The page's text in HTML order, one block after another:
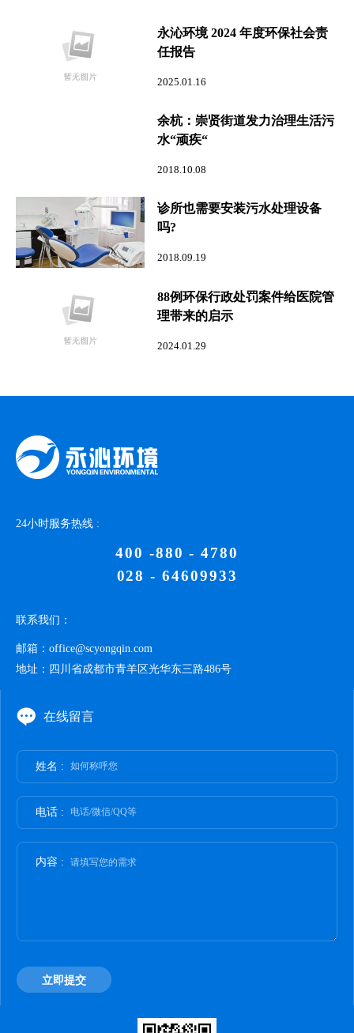
永沁环境 2024 年度环保社会责
任报告
2025.01.16
余杭：崇贤街道发力治理生活污
水“顽疾“
2018.10.08
诊所也需要安装污水处理设备
吗?
2018.09.19
88例环保行政处罚案件给医院管
理带来的启示
2024.01.29
24小时服务热线 :
400 -880 - 4780
028 - 64609933
联系我们：
邮箱： office@scyongqin.com
地址： 四川省成都市青羊区光华东三路486号
在线留言
姓名 : 如何称呼您
电话 : 电话/微信/QQ等
内容 : 请填写您的需求
立即提交